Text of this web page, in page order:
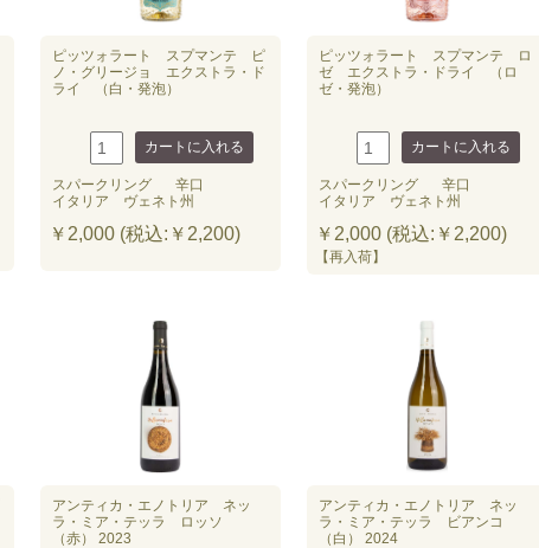
ピッツォラート スプマンテ ピ
ノ・グリージョ エクストラ・ド
ライ （白・発泡）
スパークリング
辛口
イタリア ヴェネト州
￥2,000 (税込:￥2,200)
ピッツォラート スプマンテ ロ
ゼ エクストラ・ドライ （ロ
ゼ・発泡）
スパークリング
辛口
イタリア ヴェネト州
￥2,000 (税込:￥2,200)
【再入荷】
アンティカ・エノトリア ネッ
ラ・ミア・テッラ ロッソ
（赤） 2023
アンティカ・エノトリア ネッ
ラ・ミア・テッラ ビアンコ
（白） 2024